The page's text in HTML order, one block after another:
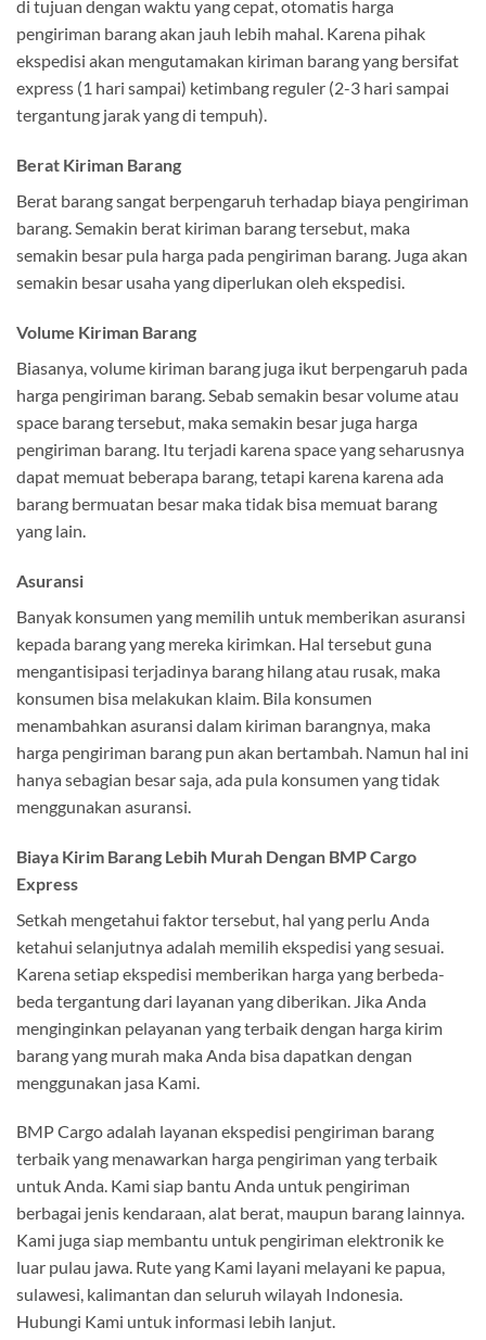
di tujuan dengan waktu yang cepat, otomatis harga
pengiriman barang akan jauh lebih mahal. Karena pihak
ekspedisi akan mengutamakan kiriman barang yang bersifat
express (1 hari sampai) ketimbang reguler (2-3 hari sampai
tergantung jarak yang di tempuh).
Berat Kiriman Barang
Berat barang sangat berpengaruh terhadap biaya pengiriman
barang. Semakin berat kiriman barang tersebut, maka
semakin besar pula harga pada pengiriman barang. Juga akan
semakin besar usaha yang diperlukan oleh ekspedisi.
Volume Kiriman Barang
Biasanya, volume kiriman barang juga ikut berpengaruh pada
harga pengiriman barang. Sebab semakin besar volume atau
space barang tersebut, maka semakin besar juga harga
pengiriman barang. Itu terjadi karena space yang seharusnya
dapat memuat beberapa barang, tetapi karena karena ada
barang bermuatan besar maka tidak bisa memuat barang
yang lain.
Asuransi
Banyak konsumen yang memilih untuk memberikan asuransi
kepada barang yang mereka kirimkan. Hal tersebut guna
mengantisipasi terjadinya barang hilang atau rusak, maka
konsumen bisa melakukan klaim. Bila konsumen
menambahkan asuransi dalam kiriman barangnya, maka
harga pengiriman barang pun akan bertambah. Namun hal ini
hanya sebagian besar saja, ada pula konsumen yang tidak
menggunakan asuransi.
Biaya Kirim Barang Lebih Murah Dengan BMP Cargo
Express
Setkah mengetahui faktor tersebut, hal yang perlu Anda
ketahui selanjutnya adalah memilih ekspedisi yang sesuai.
Karena setiap ekspedisi memberikan harga yang berbeda-
beda tergantung dari layanan yang diberikan. Jika Anda
menginginkan pelayanan yang terbaik dengan harga kirim
barang yang murah maka Anda bisa dapatkan dengan
menggunakan jasa Kami.
BMP Cargo adalah layanan ekspedisi pengiriman barang
terbaik yang menawarkan harga pengiriman yang terbaik
untuk Anda. Kami siap bantu Anda untuk pengiriman
berbagai jenis kendaraan, alat berat, maupun barang lainnya.
Kami juga siap membantu untuk pengiriman elektronik ke
luar pulau jawa. Rute yang Kami layani melayani ke papua,
sulawesi, kalimantan dan seluruh wilayah Indonesia.
Hubungi Kami untuk informasi lebih lanjut.